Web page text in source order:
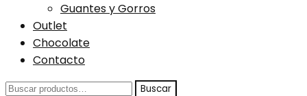
Guantes y Gorros
Outlet
Chocolate
Contacto
Buscar
Buscar